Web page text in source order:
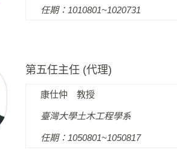
任期：1010801~1020731
第五任主任 (代理)
康仕仲 教授
臺灣大學土木工程學系
任期：1050801~1050817